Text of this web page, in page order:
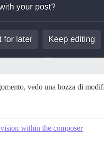
vedo una bozza di
within the composer